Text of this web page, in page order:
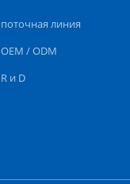
поточная линия
OEM / ODM
R и D